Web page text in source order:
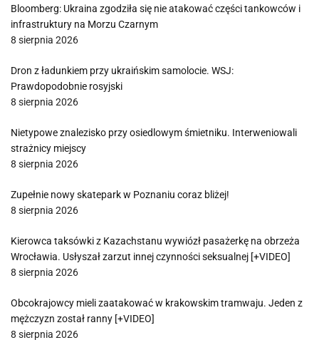
Bloomberg: Ukraina zgodziła się nie atakować części tankowców i
infrastruktury na Morzu Czarnym
8 sierpnia 2026
Dron z ładunkiem przy ukraińskim samolocie. WSJ:
Prawdopodobnie rosyjski
8 sierpnia 2026
Nietypowe znalezisko przy osiedlowym śmietniku. Interweniowali
strażnicy miejscy
8 sierpnia 2026
Zupełnie nowy skatepark w Poznaniu coraz bliżej!
8 sierpnia 2026
Kierowca taksówki z Kazachstanu wywiózł pasażerkę na obrzeża
Wrocławia. Usłyszał zarzut innej czynności seksualnej [+VIDEO]
8 sierpnia 2026
Obcokrajowcy mieli zaatakować w krakowskim tramwaju. Jeden z
mężczyzn został ranny [+VIDEO]
8 sierpnia 2026